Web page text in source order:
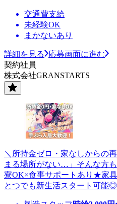
交通費支給
未経験OK
まかないあり
詳細を見る
応募画面に進む
契約社員
株式会社GRANSTARTS
＼所持金ゼロ・家なしからの
まる場所がない…」そんな方
寮OK×食事サポートあり★家
とつでも新生活スタート可能